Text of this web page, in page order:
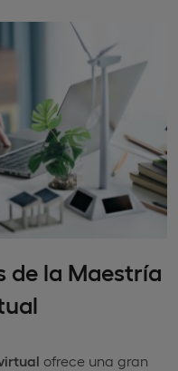
de la Maestría
ofrece una gran